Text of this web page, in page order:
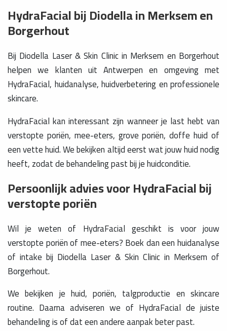
HydraFacial bij Diodella in Merksem en
Borgerhout
Bij Diodella Laser & Skin Clinic in Merksem en Borgerhout
helpen we klanten uit Antwerpen en omgeving met
HydraFacial, huidanalyse, huidverbetering en professionele
skincare.
HydraFacial kan interessant zijn wanneer je last hebt van
verstopte poriën, mee-eters, grove poriën, doffe huid of
een vette huid. We bekijken altijd eerst wat jouw huid nodig
heeft, zodat de behandeling past bij je huidconditie.
Persoonlijk advies voor HydraFacial bij
verstopte poriën
Wil je weten of HydraFacial geschikt is voor jouw
verstopte poriën of mee-eters? Boek dan een huidanalyse
of intake bij Diodella Laser & Skin Clinic in Merksem of
Borgerhout.
We bekijken je huid, poriën, talgproductie en skincare
routine. Daarna adviseren we of HydraFacial de juiste
behandeling is of dat een andere aanpak beter past.